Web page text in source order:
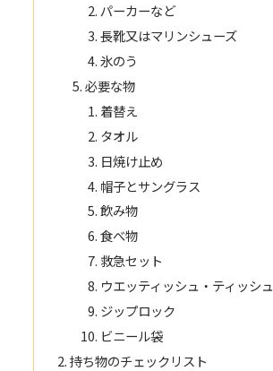
パーカーなど
長靴又はマリンシューズ
氷のう
必要な物
着替え
タオル
日焼け止め
帽子とサングラス
飲み物
食べ物
救急セット
ウエッティッシュ・ティッシュ
ジップロック
ビニール袋
持ち物のチェックリスト